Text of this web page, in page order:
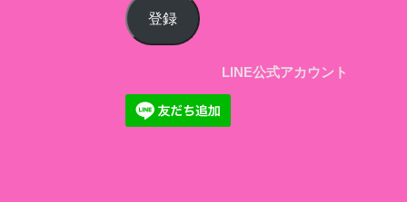
ル
ア
レ
ス
登録
LINE公式アカウント